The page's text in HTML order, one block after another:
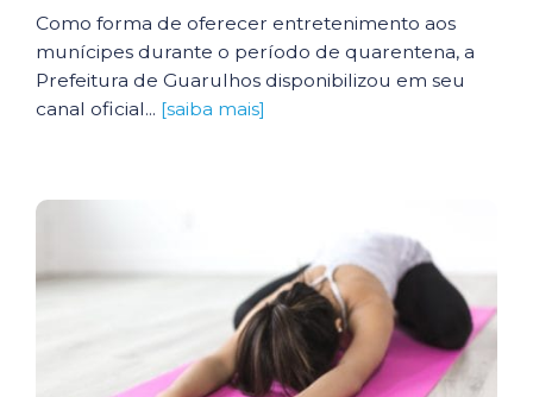
Como forma de oferecer entretenimento aos
munícipes durante o período de quarentena, a
Prefeitura de Guarulhos disponibilizou em seu
canal oficial... [saiba mais]